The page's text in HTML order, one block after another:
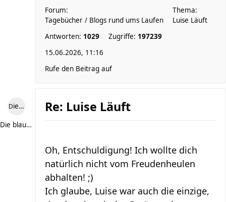
Forum:
Tagebücher / Blogs rund ums Laufen
Thema:
Luise Läuft
Antworten: 1029 Zugriffe: 197239
15.06.2026, 11:16
Rufe den Beitrag auf
Die blaue Luise
Die blaue Luise
Re: Luise Läuft
Oh, Entschuldigung! Ich wollte dich
natürlich nicht vom Freudenheulen
abhalten! ;)
Ich glaube, Luise war auch die einzige,